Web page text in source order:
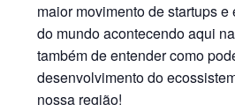
maior movimento de startups
do mundo acontecendo aqui
também de entender como
desenvolvimento do
nossa região!